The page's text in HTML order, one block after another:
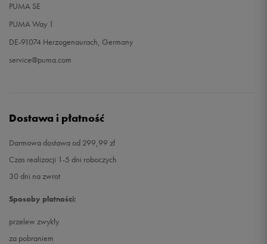
PUMA SE
PUMA Way 1
DE-91074 Herzogenaurach, Germany
service@puma.com
Dostawa i płatność
Darmowa dostawa od 299,99 zł
Czas realizacji 1-5 dni roboczych
30 dni na zwrot
Sposoby płatności:
przelew zwykły
za pobraniem